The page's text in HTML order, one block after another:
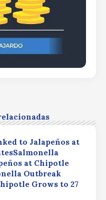
to Jalapeños at
at Chipotle
Outbreak
Grows to 27